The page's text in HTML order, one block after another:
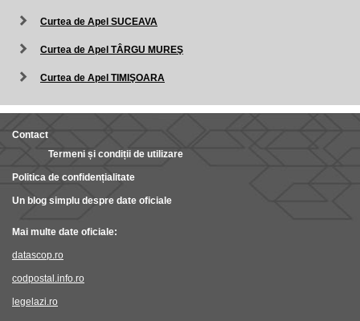
Curtea de Apel SUCEAVA
Curtea de Apel TÂRGU MUREŞ
Curtea de Apel TIMIŞOARA
Contact
Termeni și condiții de utilizare
Politica de confidențialitate
Un blog simplu despre date oficiale
Mai multe date oficiale:
datascop.ro
codpostal.info.ro
legelazi.ro